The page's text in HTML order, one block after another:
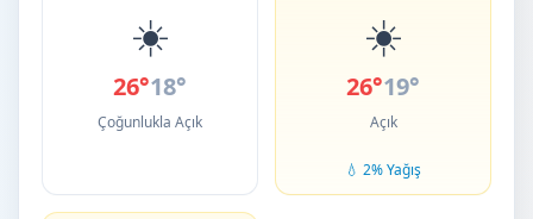
☀️
26°18°
Çoğunlukla Açık
☀️
26°19°
Açık
💧 2% Yağış